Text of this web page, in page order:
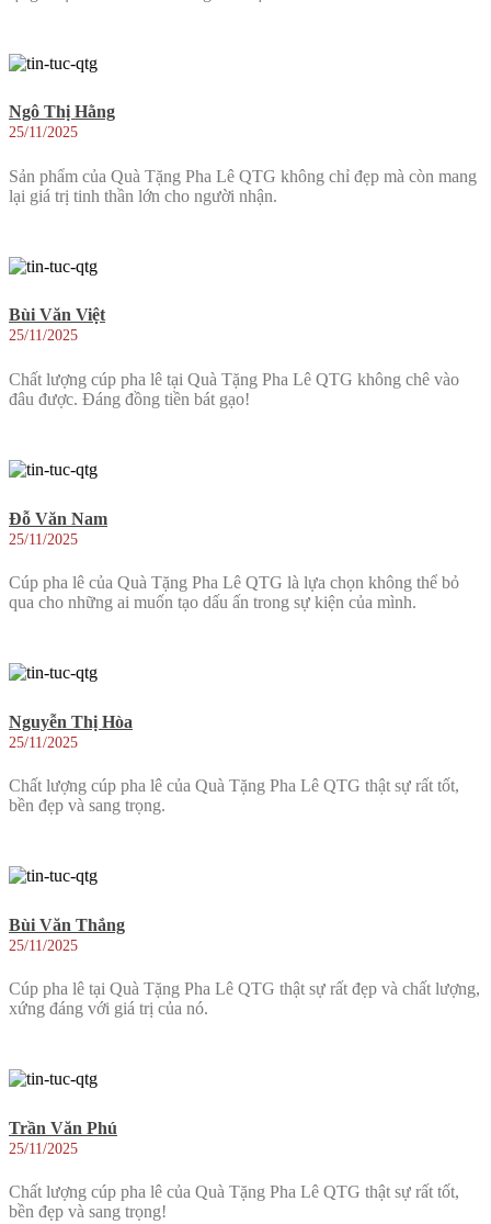
Ngô Thị Hằng
25/11/2025
Sản phẩm của Quà Tặng Pha Lê QTG không chỉ đẹp mà còn mang
lại giá trị tinh thần lớn cho người nhận.
Bùi Văn Việt
25/11/2025
Chất lượng cúp pha lê tại Quà Tặng Pha Lê QTG không chê vào
đâu được. Đáng đồng tiền bát gạo!
Đỗ Văn Nam
25/11/2025
Cúp pha lê của Quà Tặng Pha Lê QTG là lựa chọn không thể bỏ
qua cho những ai muốn tạo dấu ấn trong sự kiện của mình.
Nguyễn Thị Hòa
25/11/2025
Chất lượng cúp pha lê của Quà Tặng Pha Lê QTG thật sự rất tốt,
bền đẹp và sang trọng.
Bùi Văn Thắng
25/11/2025
Cúp pha lê tại Quà Tặng Pha Lê QTG thật sự rất đẹp và chất lượng,
xứng đáng với giá trị của nó.
Trần Văn Phú
25/11/2025
Chất lượng cúp pha lê của Quà Tặng Pha Lê QTG thật sự rất tốt,
bền đẹp và sang trọng!